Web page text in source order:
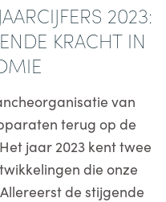
2023:
KRACHT IN
van
terug op de
jaar 2023 kent twee
die onze
de stijgende